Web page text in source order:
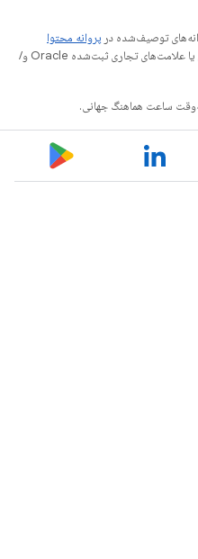
توصیف‌شده در پروانه محتوا
هستند. جاوا و OpenJDK علامت‌های تجاری یا علامت‌های تجاری ثبت‌شده Oracle و/